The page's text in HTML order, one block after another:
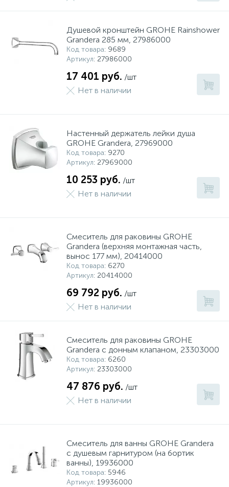
Душевой кронштейн GROHE Rainshower
Grandera 285 мм, 27986000
Код товара: 9689
Артикул: 27986000
17 401 руб. /шт
Нет в наличии
Настенный держатель лейки душа
GROHE Grandera, 27969000
Код товара: 9270
Артикул: 27969000
10 253 руб. /шт
Нет в наличии
Смеситель для раковины GROHE
Grandera (верхняя монтажная часть,
вынос 177 мм), 20414000
Код товара: 6270
Артикул: 20414000
69 792 руб. /шт
Нет в наличии
Смеситель для раковины GROHE
Grandera с донным клапаном, 23303000
Код товара: 6260
Артикул: 23303000
47 876 руб. /шт
Нет в наличии
Смеситель для ванны GROHE Grandera
с душевым гарнитуром (на бортик
ванны), 19936000
Код товара: 5946
Артикул: 19936000